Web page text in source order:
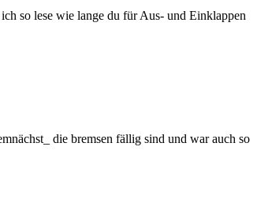
so lese wie lange du für Aus- und Einklappen
die bremsen fällig sind und war auch so